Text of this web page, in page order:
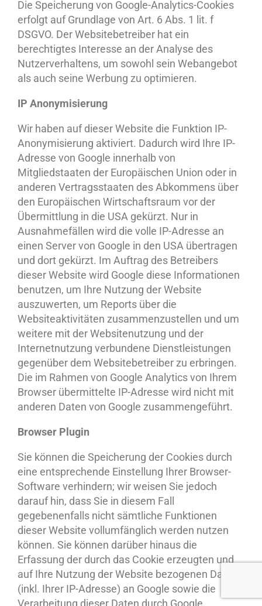
Die Speicherung von Google-Analytics-Cookies
erfolgt auf Grundlage von Art. 6 Abs. 1 lit. f
DSGVO. Der Websitebetreiber hat ein
berechtigtes Interesse an der Analyse des
Nutzerverhaltens, um sowohl sein Webangebot
als auch seine Werbung zu optimieren.
IP Anonymisierung
Wir haben auf dieser Website die Funktion IP-
Anonymisierung aktiviert. Dadurch wird Ihre IP-
Adresse von Google innerhalb von
Mitgliedstaaten der Europäischen Union oder in
anderen Vertragsstaaten des Abkommens über
den Europäischen Wirtschaftsraum vor der
Übermittlung in die USA gekürzt. Nur in
Ausnahmefällen wird die volle IP-Adresse an
einen Server von Google in den USA übertragen
und dort gekürzt. Im Auftrag des Betreibers
dieser Website wird Google diese Informationen
benutzen, um Ihre Nutzung der Website
auszuwerten, um Reports über die
Websiteaktivitäten zusammenzustellen und um
weitere mit der Websitenutzung und der
Internetnutzung verbundene Dienstleistungen
gegenüber dem Websitebetreiber zu erbringen.
Die im Rahmen von Google Analytics von Ihrem
Browser übermittelte IP-Adresse wird nicht mit
anderen Daten von Google zusammengeführt.
Browser Plugin
Sie können die Speicherung der Cookies durch
eine entsprechende Einstellung Ihrer Browser-
Software verhindern; wir weisen Sie jedoch
darauf hin, dass Sie in diesem Fall
gegebenenfalls nicht sämtliche Funktionen
dieser Website vollumfänglich werden nutzen
können. Sie können darüber hinaus die
Erfassung der durch das Cookie erzeugten und
auf Ihre Nutzung der Website bezogenen Daten
(inkl. Ihrer IP-Adresse) an Google sowie die
Verarbeitung dieser Daten durch Google